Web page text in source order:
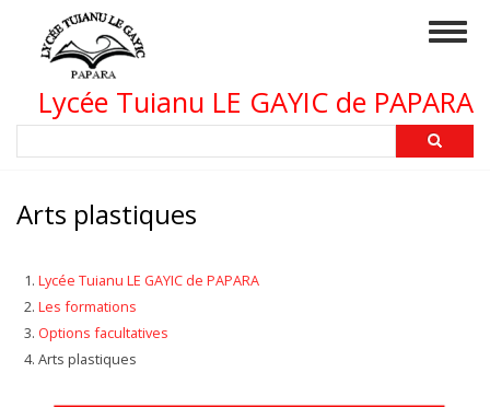
contenu
principalLycée Tuianu LE GAYIC de PAPARA
Arts plastiques
Lycée Tuianu LE GAYIC de PAPARA
Les formations
Options facultatives
Arts plastiques